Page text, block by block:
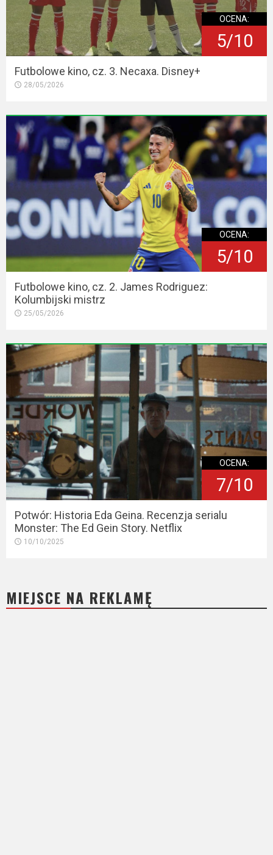
OCENA:
5/10
Futbolowe kino, cz. 3. Necaxa. Disney+
28/05/2026
OCENA:
5/10
Futbolowe kino, cz. 2. James Rodriguez:
Kolumbijski mistrz
25/05/2026
OCENA:
7/10
Potwór: Historia Eda Geina. Recenzja serialu
Monster: The Ed Gein Story. Netflix
10/10/2025
MIEJSCE NA REKLAMĘ